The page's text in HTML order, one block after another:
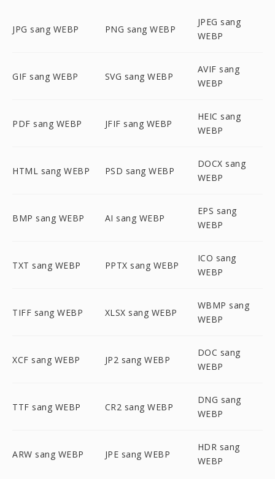
JPG sang WEBP PNG sang WEBP
JPEG sang
WEBP
GIF sang WEBP SVG sang WEBP
AVIF sang
WEBP
PDF sang WEBP JFIF sang WEBP
HEIC sang
WEBP
HTML sang WEBP PSD sang WEBP
DOCX sang
WEBP
BMP sang WEBP AI sang WEBP
EPS sang
WEBP
TXT sang WEBP PPTX sang WEBP
ICO sang
WEBP
TIFF sang WEBP XLSX sang WEBP
WBMP sang
WEBP
XCF sang WEBP JP2 sang WEBP
DOC sang
WEBP
TTF sang WEBP CR2 sang WEBP
DNG sang
WEBP
ARW sang WEBP JPE sang WEBP
HDR sang
WEBP